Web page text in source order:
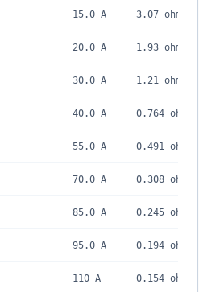
15.0 A 3.07 ohm/kft
20.0 A 1.93 ohm/kft
30.0 A 1.21 ohm/kft
40.0 A 0.764 ohm/kft
55.0 A 0.491 ohm/kft
70.0 A 0.308 ohm/kft
85.0 A 0.245 ohm/kft
95.0 A 0.194 ohm/kft
110 A 0.154 ohm/kft